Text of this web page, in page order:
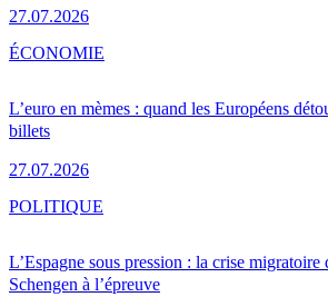
27.07.2026
L’euro en mèmes : quand les Européens
billets
27.07.2026
ÉCONOMIE
L’Espagne sous pression : la crise migratoire
Schengen à l’épreuve
POLITIQUE